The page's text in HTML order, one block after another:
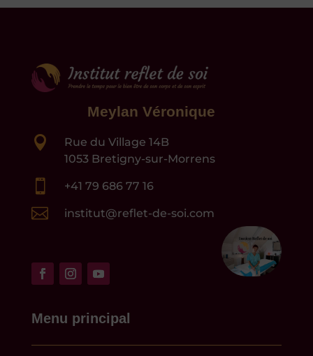
Meylan Véronique

Rue du Village 14B
1053 Bretigny-sur-Morrens
 +41 79 686 77 16
 institut@reflet-de-soi.com
Menu principal